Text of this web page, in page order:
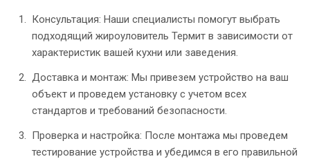
Консультация: Наши специалисты помогут выбрать
подходящий жироуловитель Термит в зависимости от
характеристик вашей кухни или заведения.
Доставка и монтаж: Мы привезем устройство на ваш
объект и проведем установку с учетом всех
стандартов и требований безопасности.
Проверка и настройка: После монтажа мы проведем
тестирование устройства и убедимся в его правильной